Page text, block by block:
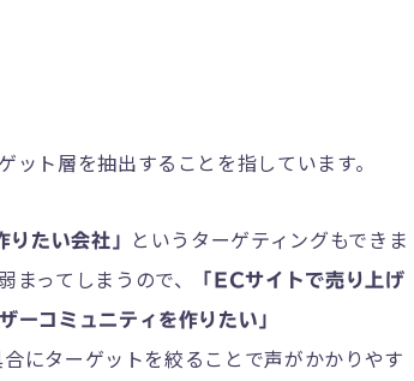
ト層を抽出することを指しています。
りたい会社」
というターゲティングもできま
ってしまうので、
「ECサイトで売り上げ
ーコミュニティを作りたい」
合にターゲットを絞ることで声がかかりやす